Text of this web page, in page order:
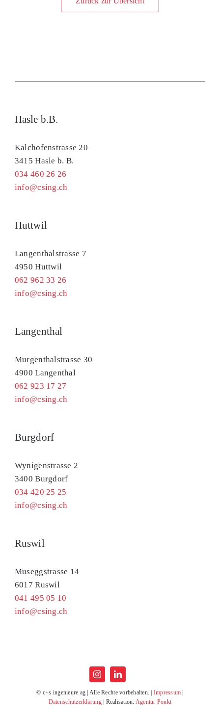
Hasle b.B.
Kalchofenstrasse 20
3415 Hasle b. B.
034 460 26 26
info@csing.ch
Huttwil
Langenthalstrasse 7
4950 Huttwil
062 962 33 26
info@csing.ch
Langenthal
Murgenthalstrasse 30
4900 Langenthal
062 923 17 27
info@csing.ch
Burgdorf
Wynigenstrasse 2
3400 Burgdorf
034 420 25 25
info@csing.ch
Ruswil
Museggstrasse 14
6017 Ruswil
041 495 05 10
info@csing.ch
© c+s ingenieure ag | Alle Rechte vorbehalten. | Impressum
Datenschutzerklärung| Realisation: Agentur Ponkt